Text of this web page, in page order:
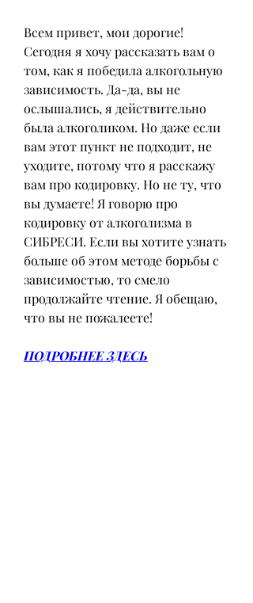
Всем привет, мои дорогие!
Сегодня я хочу рассказать вам о
том, как я победила алкогольную
зависимость. Да-да, вы не
ослышались, я действительно
была алкоголиком. Но даже если
вам этот пункт не подходит, не
уходите, потому что я расскажу
вам про кодировку. Но не ту, что
вы думаете! Я говорю про
кодировку от алкоголизма в
СИБРЕСИ. Если вы хотите узнать
больше об этом методе борьбы с
зависимостью, то смело
продолжайте чтение. Я обещаю,
что вы не пожалеете!
ПОДРОБНЕЕ ЗДЕСЬ